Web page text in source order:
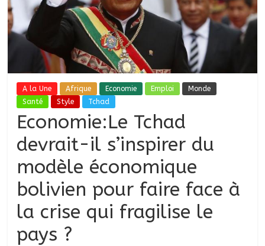
A la Une Afrique Economie Emploi
Monde
Santé
Style Tchad
Economie:Le Tchad
devrait-il s’inspirer du
modèle économique
bolivien pour faire face à
la crise qui fragilise le
pays ?